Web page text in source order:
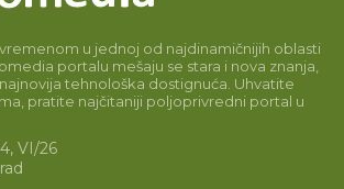
u jednoj od najdinamičnijih oblasti
portalu mešaju se stara i nova znanja,
tehnološka dostignuća. Uhvatite
pratite najčitaniji poljoprivredni portal u
VI/26